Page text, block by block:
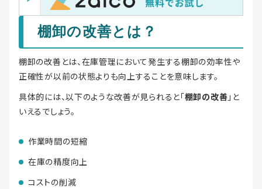
棚卸の改善とは？
棚卸の改善とは、在庫管理において発生する棚卸の効率性や
正確性が以前の状態よりも向上することを意味します。
具体的には、以下のような改善が見られると「棚卸の改善 」と
いえるでしょう。
作業時間の短縮
在庫の精度向上
コストの削減